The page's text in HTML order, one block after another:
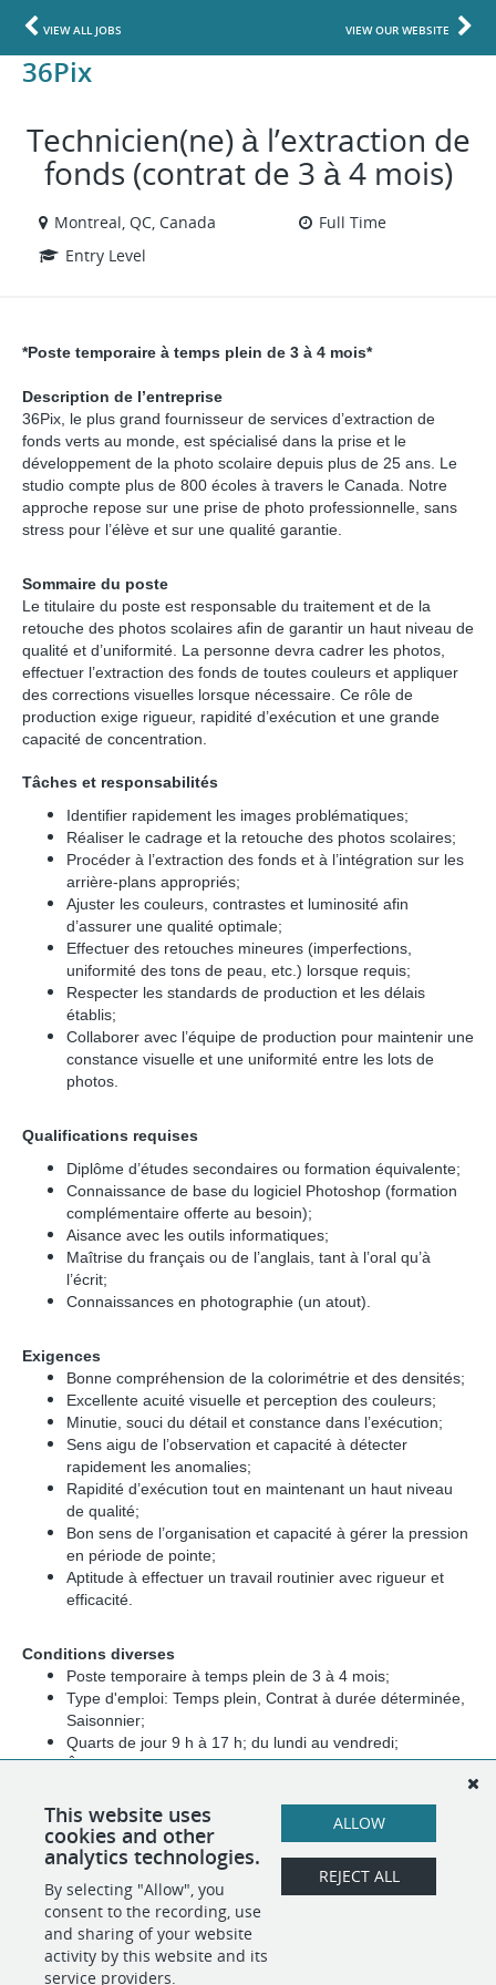
VIEW ALL JOBS VIEW OUR WEBSITE
36Pix
Technicien(ne) à l’extraction de
fonds (contrat de 3 à 4 mois)
Montreal, QC, Canada
Full Time
Entry Level
*Poste temporaire à temps plein de 3 à 4 mois*
Description de l’entreprise
36Pix, le plus grand fournisseur de services d’extraction de
fonds verts au monde, est spécialisé dans la prise et le
développement de la photo scolaire depuis plus de 25 ans. Le
studio compte plus de 800 écoles à travers le Canada. Notre
approche repose sur une prise de photo professionnelle, sans
stress pour l’élève et sur une qualité garantie.
Sommaire du poste
Le titulaire du poste est responsable du traitement et de la
retouche des photos scolaires afin de garantir un haut niveau de
qualité et d’uniformité. La personne devra cadrer les photos,
effectuer l’extraction des fonds de toutes couleurs et appliquer
des corrections visuelles lorsque nécessaire. Ce rôle de
production exige rigueur, rapidité d’exécution et une grande
capacité de concentration.
Tâches et responsabilités
Identifier rapidement les images problématiques;
Réaliser le cadrage et la retouche des photos scolaires;
Procéder à l’extraction des fonds et à l’intégration sur les
arrière-plans appropriés;
Ajuster les couleurs, contrastes et luminosité afin
d’assurer une qualité optimale;
Effectuer des retouches mineures (imperfections,
uniformité des tons de peau, etc.) lorsque requis;
Respecter les standards de production et les délais
établis;
Collaborer avec l’équipe de production pour maintenir une
constance visuelle et une uniformité entre les lots de
photos.
Qualifications requises
Diplôme d’études secondaires ou formation équivalente;
Connaissance de base du logiciel Photoshop (formation
complémentaire offerte au besoin);
Aisance avec les outils informatiques;
Maîtrise du français ou de l’anglais, tant à l’oral qu’à
l’écrit;
Connaissances en photographie (un atout).
Exigences
Bonne compréhension de la colorimétrie et des densités;
Excellente acuité visuelle et perception des couleurs;
Minutie, souci du détail et constance dans l’exécution;
Sens aigu de l’observation et capacité à détecter
rapidement les anomalies;
Rapidité d’exécution tout en maintenant un haut niveau
de qualité;
Bon sens de l’organisation et capacité à gérer la pression
en période de pointe;
Aptitude à effectuer un travail routinier avec rigueur et
efficacité.
Conditions diverses
Poste temporaire à temps plein de 3 à 4 mois;
Type d'emploi: Temps plein, Contrat à durée déterminée,
Saisonnier;
Quarts de jour 9 h à 17 h; du lundi au vendredi;
Être disposé à faire du temps supplémentaire dans les
Rémunération: 17,83 $ par heure;
Lieu du poste: à Montréal, QC H2N 1V6.
SHARE APPLY
This website uses
cookies and other
analytics technologies.
By selecting "Allow", you
consent to the recording, use
and sharing of your website
activity by this website and its
service providers.
ALLOW
REJECT ALL